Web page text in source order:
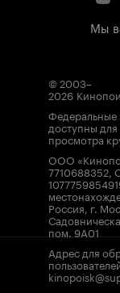
Мы
© 2003–
2026
Федеральные
доступны
просмотра
ООО
7710688352,
Россия, г.
пом. 9А01
Адрес для